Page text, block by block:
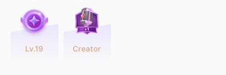
Lv.19 Creator